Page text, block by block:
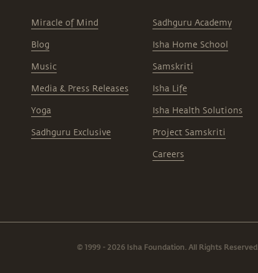
Miracle of Mind
Blog
Music
Media & Press Releases
Yoga
Sadhguru Exclusive
Sadhguru Academy
Isha Home School
Samskriti
Isha Life
Isha Health Solutions
Project Samskriti
Careers
© 1999 - 2026 Isha Foundation. All Rights Reserved.